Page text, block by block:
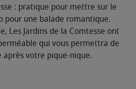
: pratique pour mettre sur le
pour une balade romantique.
Les Jardins de la Comtesse ont
qui vous permettra de
après votre pique-nique.